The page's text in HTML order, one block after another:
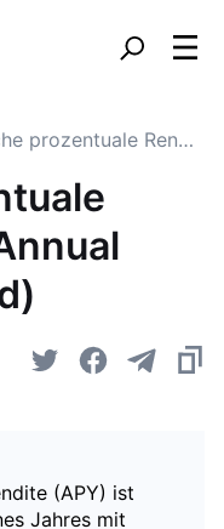
Jährliche prozentuale Rendite (APY - Annual Percentage Yield)
(APY) ist
Jahres mit